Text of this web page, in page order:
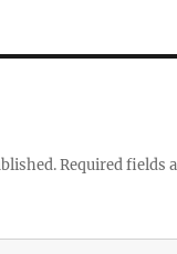
Required fields